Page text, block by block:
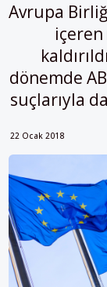
Avrupa
dönemde
suçlarıyla
22 Ocak 2018